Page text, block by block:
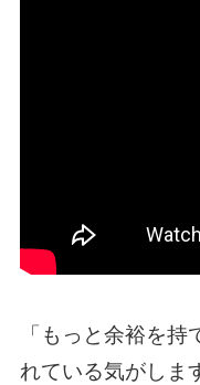
「 もっと余裕を持
れている気がしま